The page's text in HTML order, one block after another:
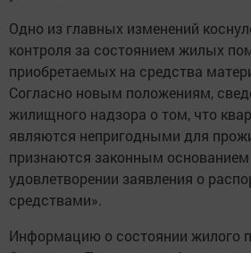
Одно из главных изменений
контроля за состоянием жилых
приобретаемых на средства
Согласно новым положениям,
жилищного надзора о том, что
являются непригодными для
признаются законным основанием
удовлетворении заявления о
средствами».
Информацию о состоянии жилого